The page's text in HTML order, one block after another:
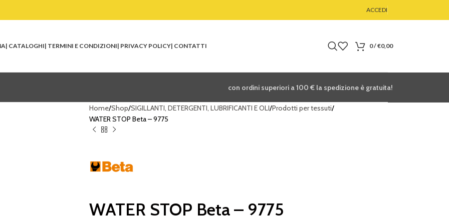
ACCEDI
| CATALOGHI| TERMINI E CONDIZIONI| PRIVACY POLICY| CONTATTI 0/€0,00
con ordini superiori a 100 € la spedizione è gratuita!
Home Shop SIGILLANTI, DETERGENTI, LUBRIFICANTI E OLI Prodotti per tessuti
WATER STOP Beta – 9775
WATER STOP Beta – 9775